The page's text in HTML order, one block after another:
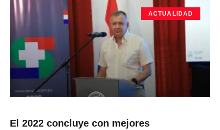
ACTUALIDAD
El 2022 concluye con mejores